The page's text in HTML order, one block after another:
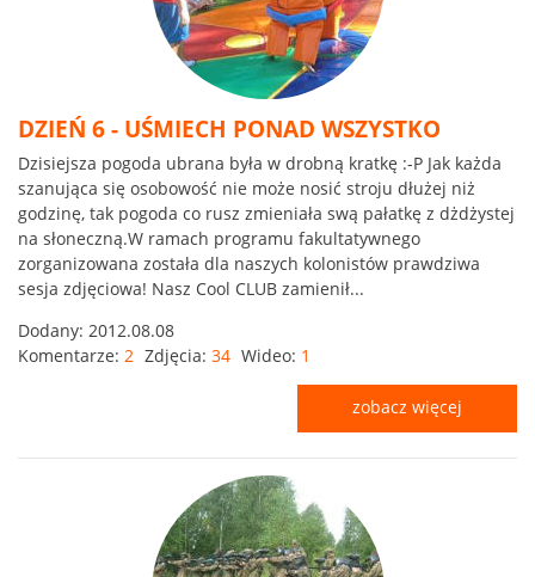
DZIEŃ 6 - UŚMIECH PONAD WSZYSTKO
Dzisiejsza pogoda ubrana była w drobną kratkę :-P Jak każda
szanująca się osobowość nie może nosić stroju dłużej niż
godzinę, tak pogoda co rusz zmieniała swą pałatkę z dżdżystej
na słoneczną.W ramach programu fakultatywnego
zorganizowana została dla naszych kolonistów prawdziwa
sesja zdjęciowa! Nasz Cool CLUB zamienił...
Dodany: 2012.08.08
Komentarze: 2 Zdjęcia: 34 Wideo: 1
zobacz więcej